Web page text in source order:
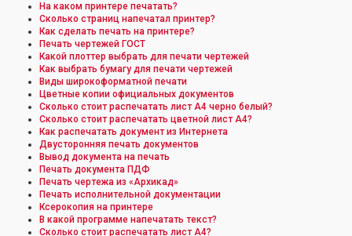
На каком принтере печатать?
Сколько страниц напечатал принтер?
Как сделать печать на принтере?
Печать чертежей ГОСТ
Какой плоттер выбрать для печати чертежей
Как выбрать бумагу для печати чертежей
Виды широкоформатной печати
Цветные копии официальных документов
Сколько стоит распечатать лист А4 черно белый?
Сколько стоит распечатать цветной лист А4?
Как распечатать документ из Интернета
Двусторонняя печать документов
Вывод документа на печать
Печать документа ПДФ
Печать чертежа из «Архикад»
Печать исполнительной документации
Ксерокопия на принтере
В какой программе напечатать текст?
Сколько стоит распечатать лист А4?